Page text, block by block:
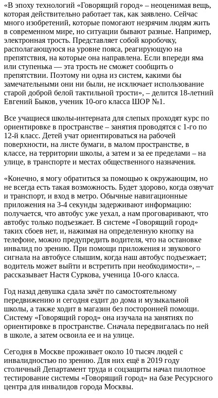
«В эпоху технологий «Говорящий город» – неоценимая вещь,
которая действительно работает так, как заявлено. Сейчас
много изобретений, которые помогают незрячим людям жить
в современном мире, но ситуации бывают разные. Например,
электронная трость. Представляет собой коробочку,
располагающуюся на уровне пояса, реагирующую на
препятствия, на которые она направлена. Если впереди яма
или ступенька — эта трость не сможет сообщить о
препятствии. Поэтому ни одна из систем, какими бы
замечательными они ни были, не исключает использование
старой доброй белой тактильной трости», – делится 18-летний
Евгений Быков, ученик 10-ого класса ШОР №1.
Все учащиеся школы-интерната для слепых проходят курс по
ориентировке в пространстве – занятия проводятся с 1-го по
12-й класс. Детей учат ориентироваться на рабочей
поверхности, на листе бумаги, в малом пространстве, в
классе, на территории школы, а затем и за ее пределами – на
улице, в транспорте и местах общественного назначения.
«Конечно, я могу обратиться за помощью к окружающим, но
не всегда есть такая возможность. Будет здорово, когда озвучат
и транспорт, и вход в метро. Обычные навигационные
приложения на 3-4 секунды задерживают информацию:
получается, что автобус уже уехал, а нам проговаривают, что
автобус только подъезжает. В системе «Говорящий город»
таких сбоев нет, и, нажимая на определенную кнопку на
телефоне, можно предупредить водителя, что на остановке
инвалид по зрению. При помощи приложения и звукового
сигнала на автобусе слышим, когда наш автобус подъезжает;
водитель может выйти и встретить при необходимости», –
рассказывает Настя Суркова, ученица 10-ого класса.
Год назад девушка сдала зачёт по самостоятельному
передвижению и сегодня ездит до дома и музыкальной
школы, а также ходит в магазин без посторонней помощи.
Систему «Говорящий город» она изучала на занятиях по
ориентировке в пространстве. Сначала передвигалась по ней
в школе, а затем освоила ее и на улице.
Сегодня в Москве проживает около 10 тысяч людей с
инвалидностью по зрению. Для них ещё в 2019 году
столичный Департамент труда и соцзащиты начал пилотное
тестирование системы «Говорящий город» на базе Ресурсного
центра для инвалидов города Москвы.